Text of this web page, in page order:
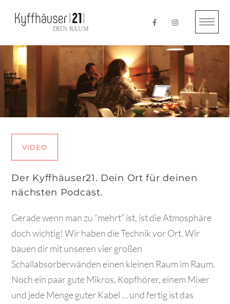
VIDEO
Der Kyffhäuser21. Dein Ort für deinen
nächsten Podcast.
Gerade wenn man zu “mehrt” ist, ist die Atmosphäre
doch wichtig! Wir haben die Technik vor Ort. Wir
bauen dir mit unseren vier großen
Schallabsorberwänden einen kleinen Raum im Raum.
Noch ein paar gute Mikros, Kopfhörer, einem Mixer
und jede Menge guter Kabel … und fertig ist das